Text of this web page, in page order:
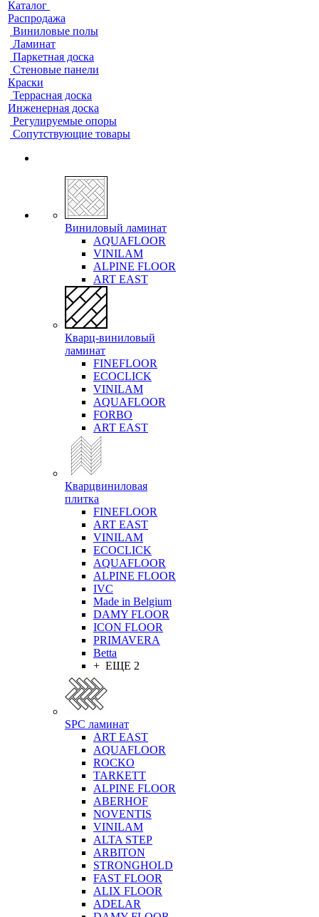
Каталог
Распродажа
Виниловые полы
Ламинат
Паркетная доска
Стеновые панели
Краски
Террасная доска
Инженерная доска
Регулируемые опоры
Сопутствующие товары
Виниловый ламинат
AQUAFLOOR
VINILAM
ALPINE FLOOR
ART EAST
Кварц-виниловый
ламинат
FINEFLOOR
ECOCLICK
VINILAM
AQUAFLOOR
FORBO
ART EAST
Кварцвиниловая
плитка
FINEFLOOR
ART EAST
VINILAM
ECOCLICK
AQUAFLOOR
ALPINE FLOOR
IVC
Made in Belgium
DAMY FLOOR
ICON FLOOR
PRIMAVERA
Betta
+ ЕЩЕ 2
SPC ламинат
ART EAST
AQUAFLOOR
ROCKO
TARKETT
ALPINE FLOOR
ABERHOF
NOVENTIS
VINILAM
ALTA STEP
ARBITON
STRONGHOLD
FAST FLOOR
ALIX FLOOR
ADELAR